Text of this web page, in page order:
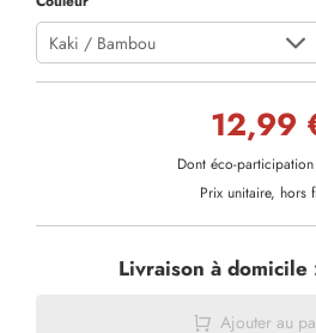
Kaki / Bambou
12,99
Dont éco-
Prix unitaire, hors
Livraison à domicile
Ajouter au